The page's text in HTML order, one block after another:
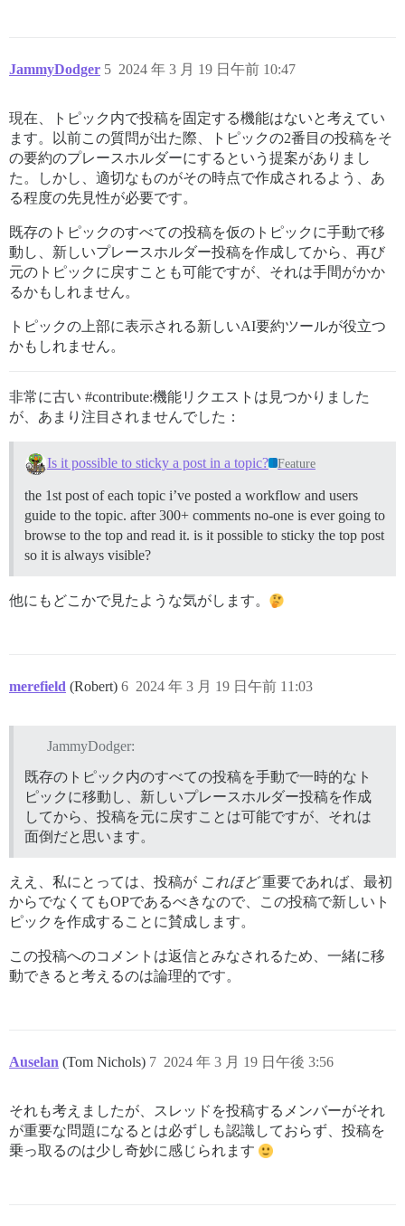
JammyDodger 2024 年 3 月 19 日午前 10:47
5
現在、トピック内で投稿を固定する機能はないと考えてい
ます。以前この質問が出た際、トピックの2番目の投稿をそ
の要約のプレースホルダーにするという提案がありまし
た。しかし、適切なものがその時点で作成されるよう、あ
る程度の先見性が必要です。
既存のトピックのすべての投稿を仮のトピックに手動で移
動し、新しいプレースホルダー投稿を作成してから、再び
元のトピックに戻すことも可能ですが、それは手間がかか
るかもしれません。
トピックの上部に表示される新しいAI要約ツールが役立つ
かもしれません。
非常に古い #contribute:機能リクエストは見つかりました
が、あまり注目されませんでした ：
Is it possible to sticky a post in a topic? Feature
the 1st post of each topic i’ve posted a workflow and users
guide to the topic. after 300+ comments no-one is ever going to
browse to the top and read it. is it possible to sticky the top post
so it is always visible?
他にもどこかで見たような気がします。
merefield (Robert) 2024 年 3 月 19 日午前 11:03
6
JammyDodger:
既存のトピック内のすべての投稿を手動で一時的なト
ピックに移動し、新しいプレースホルダー投稿を作成
してから、投稿を元に戻すことは可能ですが、それは
面倒だと思います。
ええ、私にとっては、投稿が これほど重要であれば、最初
からでなくてもOPであるべきなので、この投稿で新しいト
ピックを作成することに賛成します。
この投稿へのコメントは返信とみなされるため、一緒に移
動できると考えるのは論理的です。
Auselan (Tom Nichols) 2024 年 3 月 19 日午後 3:56
7
それも考えましたが、スレッドを投稿するメンバーがそれ
が重要な問題になるとは必ずしも認識しておらず、投稿を
乗っ取るのは少し奇妙に感じられます